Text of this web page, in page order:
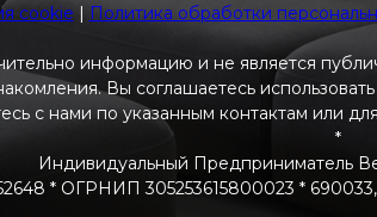
cookie | Политика обработки
информацию и не является
Вы соглашаетесь
с нами по указанным контактам или
*
Индивидуальный Предприниматель
* ОГРНИП 305253615800023 * 690033,